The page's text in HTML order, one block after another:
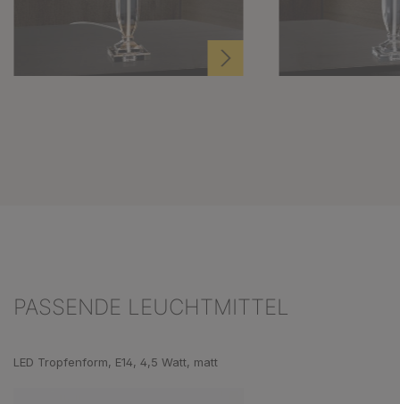
PASSENDE LEUCHTMITTEL
LED Tropfenform, E14, 4,5 Watt, matt